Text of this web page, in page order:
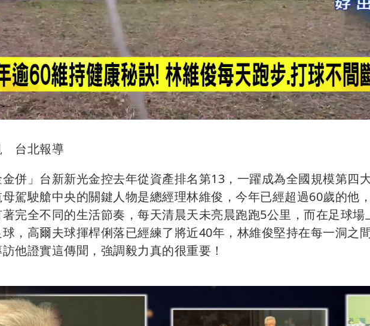
台北報導
併」台新新光金控去年從資產排名第13，一躍成為全國規模第四
駕駛艙中央的關鍵人物是總經理林維俊，今年已經超過60歲的他
完全不同的生活節奏，每天清晨天未亮晨跑跑5公里，而在足球場
，高爾夫球揮桿俐落已經練了將近40年，林維俊堅持在每一洞之
他證實這傳聞，強調毅力真的很重要！